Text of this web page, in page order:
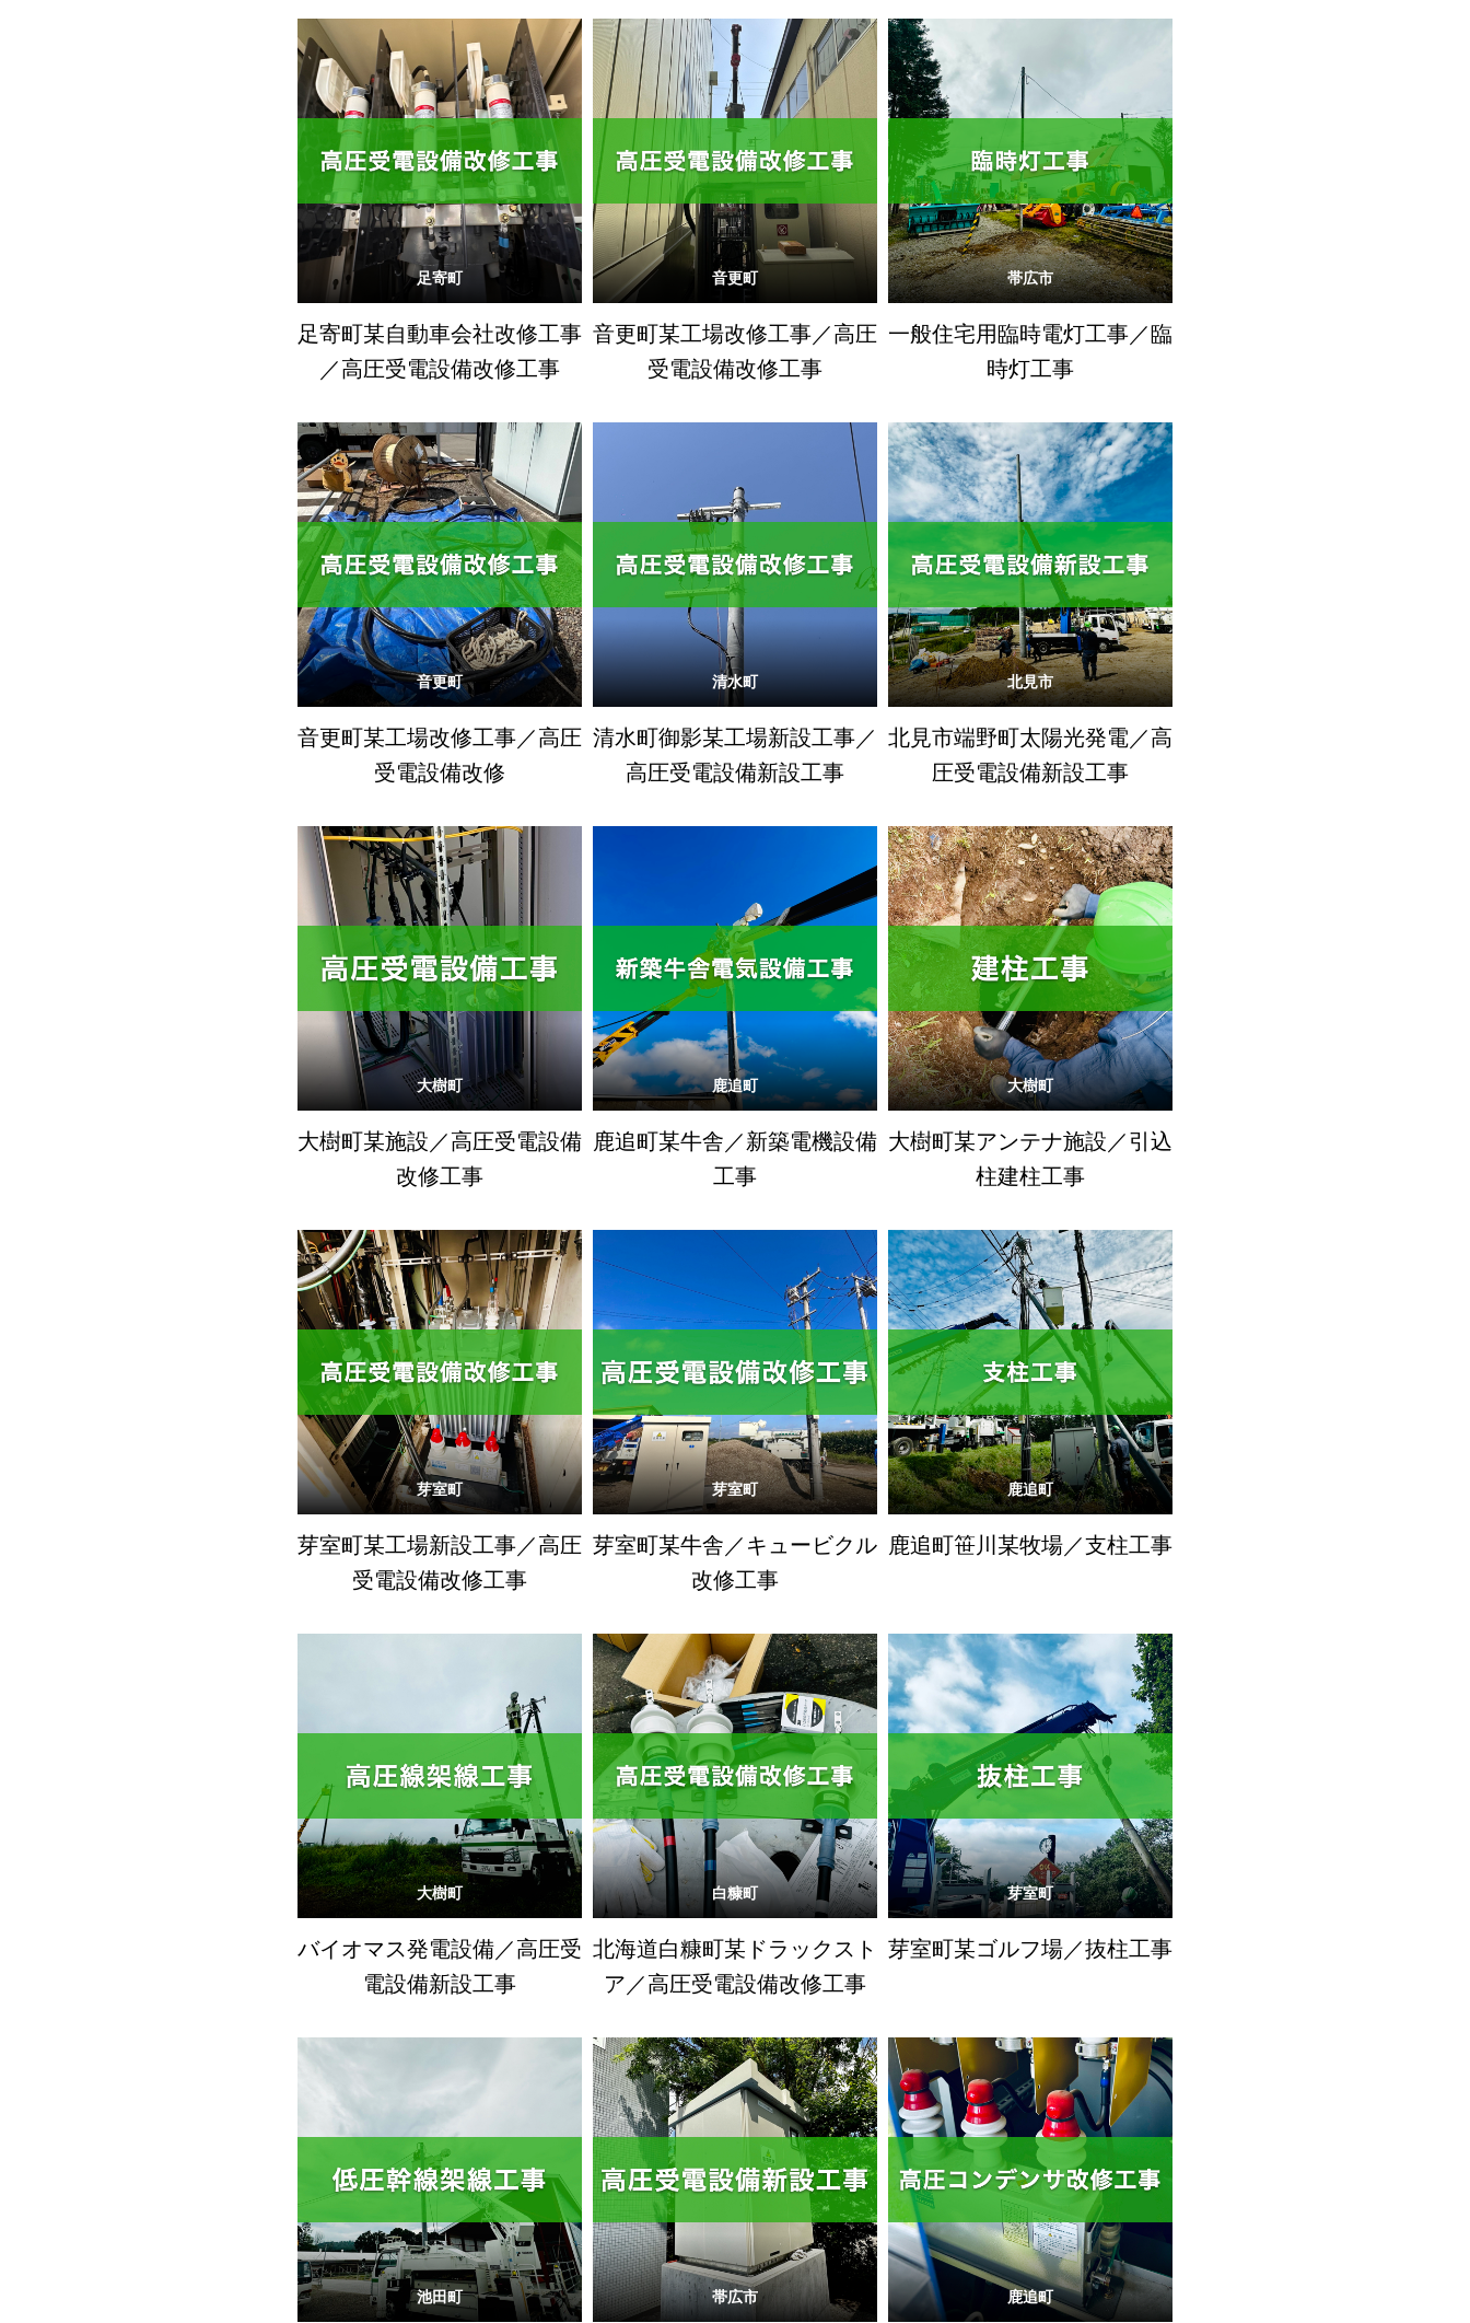
足寄町
足寄町某自動車会社改修工事
／高圧受電設備改修工事
音更町
音更町某工場改修工事／高圧
受電設備改修工事
帯広市
一般住宅用臨時電灯工事／臨
時灯工事
音更町
音更町某工場改修工事／高圧
受電設備改修
清水町
清水町御影某工場新設工事／
高圧受電設備新設工事
北見市
北見市端野町太陽光発電／高
圧受電設備新設工事
大樹町
大樹町某施設／高圧受電設備
改修工事
鹿追町
鹿追町某牛舎／新築電機設備
工事
大樹町
大樹町某アンテナ施設／引込
柱建柱工事
芽室町
芽室町某工場新設工事／高圧
受電設備改修工事
芽室町
芽室町某牛舎／キュービクル
改修工事
鹿追町
鹿追町笹川某牧場／支柱工事
大樹町
バイオマス発電設備／高圧受
電設備新設工事
白糠町
北海道白糠町某ドラックスト
ア／高圧受電設備改修工事
芽室町
芽室町某ゴルフ場／抜柱工事
池田町 帯広市 鹿追町